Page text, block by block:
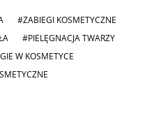
#ZABIEGI KOSMETYCZNE
#PIELĘGNACJA TWARZY
W KOSMETYCE